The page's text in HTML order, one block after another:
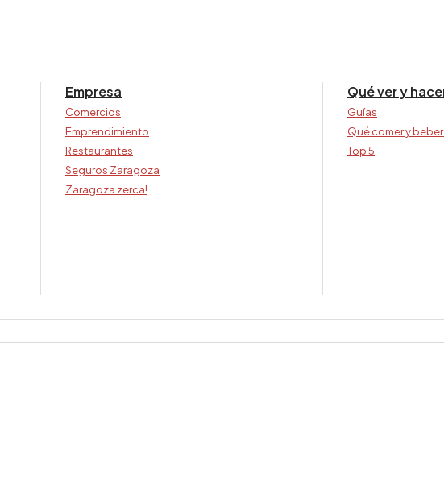
Empresa
Comercios
Emprendimiento
Restaurantes
Seguros Zaragoza
Zaragoza zerca!
Qué ver y
Guías
Qué comer y
Top 5